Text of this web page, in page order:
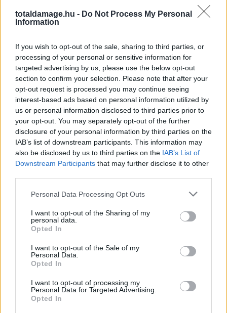
totaldamage.hu - Do Not Process My Personal
Information
If you wish to opt-out of the sale, sharing to third parties, or
processing of your personal or sensitive information for
targeted advertising by us, please use the below opt-out
section to confirm your selection. Please note that after your
opt-out request is processed you may continue seeing
interest-based ads based on personal information utilized by
us or personal information disclosed to third parties prior to
your opt-out. You may separately opt-out of the further
disclosure of your personal information by third parties on the
IAB’s list of downstream participants. This information may
also be disclosed by us to third parties on the IAB’s List of
Downstream Participants that may further disclose it to other
Personal Data Processing Opt Outs
I want to opt-out of the Sharing of my
personal data.
Opted In
I want to opt-out of the Sale of my
Personal Data.
Opted In
I want to opt-out of processing my
Personal Data for Targeted Advertising.
Opted In
hallottunk:
„Láttam Rondát árnyékbokszolni, és az árnyéka
nyert."
Nemrég Rousey újra elkezdett küzdősportolni, és
felmerült az is, hogy a Fehér Házas gálán kaphatna
helyet. Ő azonban azt mondta, erre nem vevő.
A 39 éves Katie Taylor két egymást követő pontozásos
győzelemmel érkezne a ringbe ellene, mindkettőt a
másik női bokszikon, Amanda Serrano ellen aratta. Bár
ő is karrierje végén jár, Taylor 2012-es olimpiai bajnok
és ötszörös világbajnok bokszban.
és annak vezérigazgatója, Frank Smith nemrég a Boxing
Scene-nek így nyilatkozott:
„Nézd, Rousey nyilvánvalóan szupersztár név a
küzdősportok világában, és ha átjönne bokszolni,
az óriási dolog lenne. Én még nem hallottam
róla, hogy a boksz felé kacsingatna, de majd